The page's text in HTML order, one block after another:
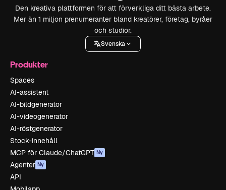
Den kreativa plattformen för att förverkliga ditt bästa arbete.
Mer än 1 miljon prenumeranter bland kreatörer, företag, byråer
och studior.
Svenska
Produkter
Spaces
AI-assistent
AI-bildgenerator
AI-videogenerator
AI-röstgenerator
Stock-innehåll
MCP för Claude/ChatGPT Ny
Agenter Ny
API